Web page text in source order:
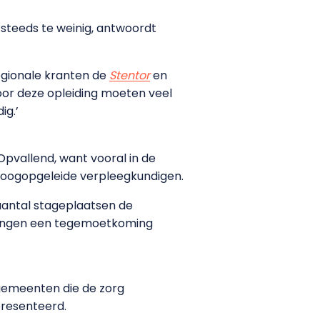
te weinig, antwoordt
kranten de Stentoren
deze opleiding moeten veel
want vooral in de
verpleegkundigen.
stageplaatsen de
een tegemoetkoming
die de zorg